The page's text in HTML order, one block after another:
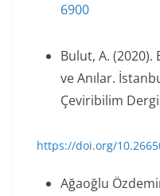
6900
Bulut, A. (2020).
ve Anılar.
Çeviribilim
https://doi.org/
Ağaoğlu